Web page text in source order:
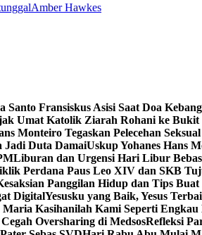
Amber Hawkes
Fransiskus Asisi Saat Doa
Umat Katolik Ziarah Rohani ke Bukit
Monteiro Tegaskan Pelecehan
Jadi Duta DamaiUskup Yohanes Hans
Liburan dan Urgensi Hari Libur
Perdana Paus Leo XIV dan SKB
Panggilan Hidup dan Tips
DigitalYesusku yang Baik, Yesus
Maria Kasihanilah Kami Seperti
Oversharing di MedsosRefleksi